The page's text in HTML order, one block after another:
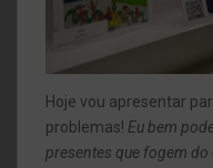
Hoje vou apresentar
problemas! Eu bem
presentes que fogem do